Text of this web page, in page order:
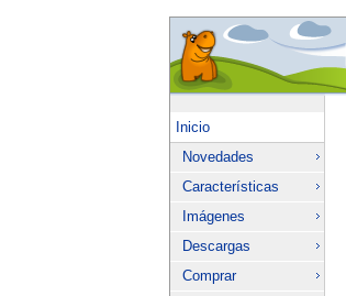
Inicio
Novedades
Características
Imágenes
Descargas
Comprar